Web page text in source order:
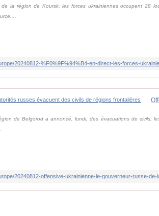
la région de Koursk, les forces ukrainiennes occupent 28
de Belgorod a annoncé, lundi, des évacuations de civils,